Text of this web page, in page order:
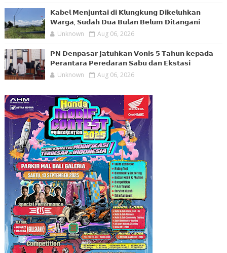
𝗞𝗮𝗯𝗲𝗹 𝗠𝗲𝗻𝗷𝘂𝗻𝘁𝗮𝗶 𝗱𝗶 𝗞𝗹𝘂𝗻𝗴𝗸𝘂𝗻𝗴 𝗗𝗶𝗸𝗲𝗹𝘂𝗵𝗸𝗮𝗻
𝗪𝗮𝗿𝗴𝗮, 𝗦𝘂𝗱𝗮𝗵 𝗗𝘂𝗮 𝗕𝘂𝗹𝗮𝗻 𝗕𝗲𝗹𝘂𝗺 𝗗𝗶𝘁𝗮𝗻𝗴𝗮𝗻𝗶
Unknown Aug 06, 2026
𝗣𝗡 𝗗𝗲𝗻𝗽𝗮𝘀𝗮𝗿 𝗝𝗮𝘁𝘂𝗵𝗸𝗮𝗻 𝗩𝗼𝗻𝗶𝘀 𝟱 𝗧𝗮𝗵𝘂𝗻 𝗸𝗲𝗽𝗮𝗱𝗮
𝗣𝗲𝗿𝗮𝗻𝘁𝗮𝗿𝗮 𝗣𝗲𝗿𝗲𝗱𝗮𝗿𝗮𝗻 𝗦𝗮𝗯𝘂 𝗱𝗮𝗻 𝗘𝗸𝘀𝘁𝗮𝘀𝗶
Unknown Aug 06, 2026